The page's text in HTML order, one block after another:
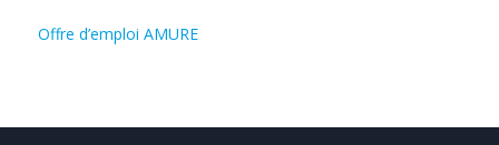
Offre d’emploi AMURE